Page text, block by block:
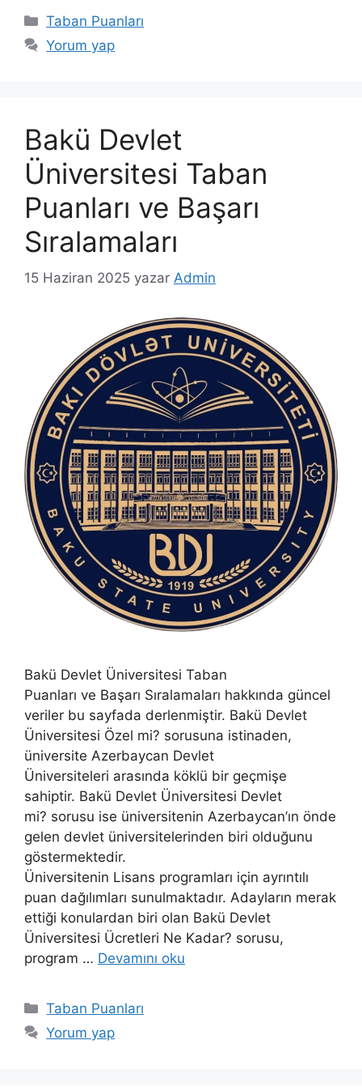
Kategoriler
Taban Puanları
Yorum yap
Bakü Devlet
Üniversitesi Taban
Puanları ve Başarı
Sıralamaları
15 Haziran 2025 yazar Admin
Bakü Devlet Üniversitesi Taban
Puanları ve Başarı Sıralamaları hakkında güncel
veriler bu sayfada derlenmiştir. Bakü Devlet
Üniversitesi Özel mi? sorusuna istinaden,
üniversite Azerbaycan Devlet
Üniversiteleri arasında köklü bir geçmişe
sahiptir. Bakü Devlet Üniversitesi Devlet
mi? sorusu ise üniversitenin Azerbaycan’ın önde
gelen devlet üniversitelerinden biri olduğunu
göstermektedir.
Üniversitenin Lisans programları için ayrıntılı
puan dağılımları sunulmaktadır. Adayların merak
ettiği konulardan biri olan Bakü Devlet
Üniversitesi Ücretleri Ne Kadar? sorusu,
program … Devamını oku
Kategoriler
Taban Puanları
Yorum yap